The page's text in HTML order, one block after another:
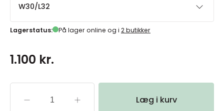
W30/L32
Lagerstatus: På lager online og i 2 butikker
1.100 kr.
Læg i kurv